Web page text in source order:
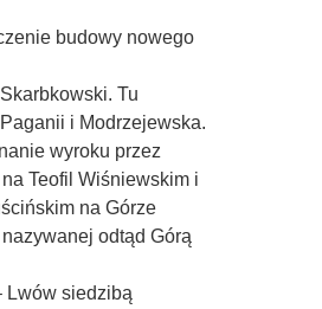
budowy nowego
Tu
i Modrzejewska.
wyroku przez
Teofil Wiśniewskim i
na Górze
odtąd Górą
Lwów siedzibą